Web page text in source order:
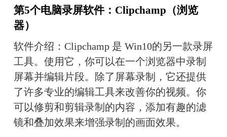
第5个电脑录屏软件：Clipchamp（浏览
器）
软件介绍：Clipchamp 是 Win10的另一款录屏
工具。使用它，你可以在一个浏览器中录制
屏幕并编辑片段。除了屏幕录制，它还提供
了许多专业的编辑工具来改善你的视频。你
可以修剪和剪辑录制的内容，添加有趣的滤
镜和叠加效果来增强录制的画面效果。